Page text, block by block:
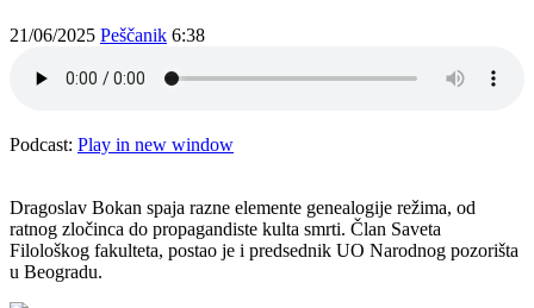
21/06/2025 Peščanik 6:38
Podcast: Play in new window
Dragoslav Bokan spaja razne elemente genealogije režima, od
ratnog zločinca do propagandiste kulta smrti. Član Saveta
Filološkog fakulteta, postao je i predsednik UO Narodnog pozorišta
u Beogradu.